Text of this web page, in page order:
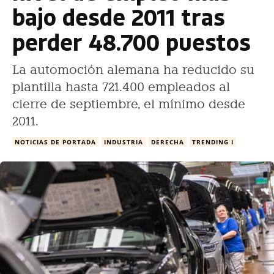
bajo desde 2011 tras
perder 48.700 puestos
La automoción alemana ha reducido su
plantilla hasta 721.400 empleados al
cierre de septiembre, el mínimo desde
2011.
NOTICIAS DE PORTADA INDUSTRIA DERECHA TRENDING I